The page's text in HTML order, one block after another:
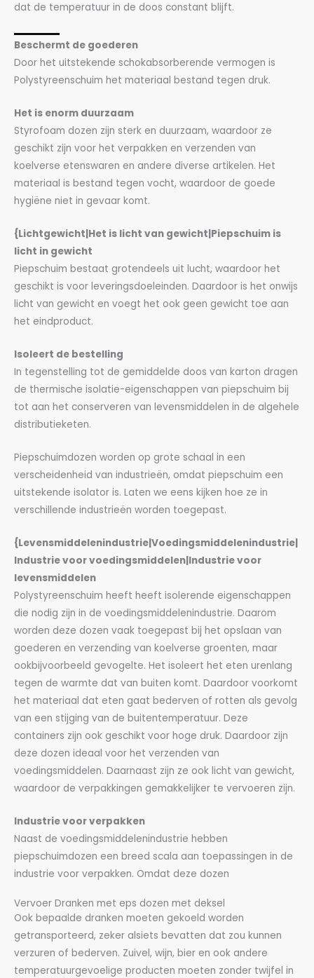
dat de temperatuur in de doos constant blijft.
Beschermt de goederen
Door het uitstekende schokabsorberende vermogen is
Polystyreenschuim het materiaal bestand tegen druk.
Het is enorm duurzaam
Styrofoam dozen zijn sterk en duurzaam, waardoor ze
geschikt zijn voor het verpakken en verzenden van
koelverse etenswaren en andere diverse artikelen. Het
materiaal is bestand tegen vocht, waardoor de goede
hygiëne niet in gevaar komt.
{Lichtgewicht|Het is licht van gewicht|Piepschuim is
licht in gewicht
Piepschuim bestaat grotendeels uit lucht, waardoor het
geschikt is voor leveringsdoeleinden. Daardoor is het onwijs
licht van gewicht en voegt het ook geen gewicht toe aan
het eindproduct.
Isoleert de bestelling
In tegenstelling tot de gemiddelde doos van karton dragen
de thermische isolatie-eigenschappen van piepschuim bij
tot aan het conserveren van levensmiddelen in de algehele
distributieketen.
Piepschuimdozen worden op grote schaal in een
verscheidenheid van industrieën, omdat piepschuim een
uitstekende isolator is. Laten we eens kijken hoe ze in
verschillende industrieën worden toegepast.
{Levensmiddelenindustrie|Voedingsmiddelenindustrie|
Industrie voor voedingsmiddelen|Industrie voor
levensmiddelen
Polystyreenschuim heeft heeft isolerende eigenschappen
die nodig zijn in de voedingsmiddelenindustrie. Daarom
worden deze dozen vaak toegepast bij het opslaan van
goederen en verzending van koelverse groenten, maar
ookbijvoorbeeld gevogelte. Het isoleert het eten urenlang
tegen de warmte dat van buiten komt. Daardoor voorkomt
het materiaal dat eten gaat bederven of rotten als gevolg
van een stijging van de buitentemperatuur. Deze
containers zijn ook geschikt voor hoge druk. Daardoor zijn
deze dozen ideaal voor het verzenden van
voedingsmiddelen. Daarnaast zijn ze ook licht van gewicht,
waardoor de verpakkingen gemakkelijker te vervoeren zijn.
Industrie voor verpakken
Naast de voedingsmiddelenindustrie hebben
piepschuimdozen een breed scala aan toepassingen in de
industrie voor verpakken. Omdat deze dozen
Vervoer Dranken met eps dozen met deksel
Ook bepaalde dranken moeten gekoeld worden
getransporteerd, zeker alsiets bevatten dat zou kunnen
verzuren of bederven. Zuivel, wijn, bier en ook andere
temperatuurgevoelige producten moeten zonder twijfel in